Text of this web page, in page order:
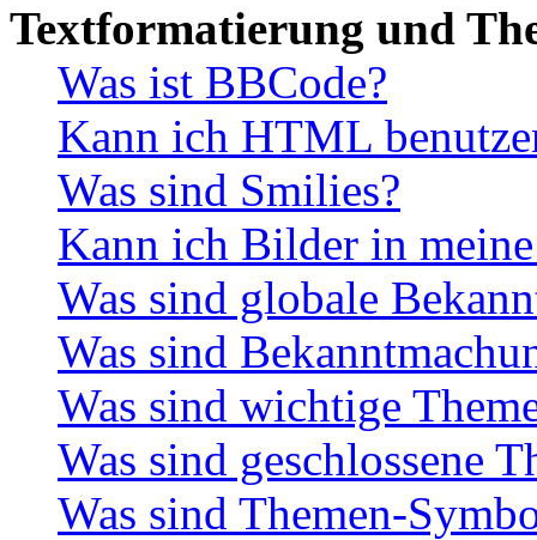
Textformatierung und
Was ist BBCode?
Kann ich HTML
Was sind Smilies?
Kann ich Bilder in
Was sind globale
Was sind
Was sind wichtige
Was sind geschlossene
Was sind Themen-